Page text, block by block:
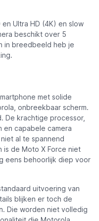
Ultra HD (4K) en slow
beschikt over 5
in breedbeeld heb je
met solide
onbreekbaar scherm.
De krachtige processor,
en capabele camera
al te spannend
is de Moto X Force niet
eens behoorlijk diep voor
uitvoering van
blijken er toch de
Die worden niet volledig